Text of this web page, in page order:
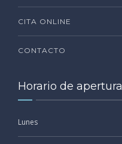
CITA ONLINE
CONTACTO
Horario de apertura
Lunes